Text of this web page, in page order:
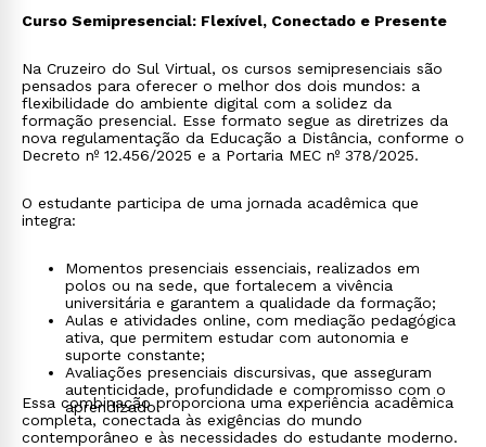
Curso Semipresencial: Flexível, Conectado e Presente
Na Cruzeiro do Sul Virtual, os cursos semipresenciais são
pensados para oferecer o melhor dos dois mundos: a
flexibilidade do ambiente digital com a solidez da
formação presencial. Esse formato segue as diretrizes da
nova regulamentação da Educação a Distância, conforme o
Decreto nº 12.456/2025 e a Portaria MEC nº 378/2025.
O estudante participa de uma jornada acadêmica que
integra:
Momentos presenciais essenciais, realizados em
polos ou na sede, que fortalecem a vivência
universitária e garantem a qualidade da formação;
Aulas e atividades online, com mediação pedagógica
ativa, que permitem estudar com autonomia e
suporte constante;
Avaliações presenciais discursivas, que asseguram
autenticidade, profundidade e compromisso com o
aprendizado.
Essa combinação proporciona uma experiência acadêmica
completa, conectada às exigências do mundo
contemporâneo e às necessidades do estudante moderno.